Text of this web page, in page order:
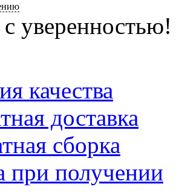
уверенностью!
качества
доставка
сборка
при получении